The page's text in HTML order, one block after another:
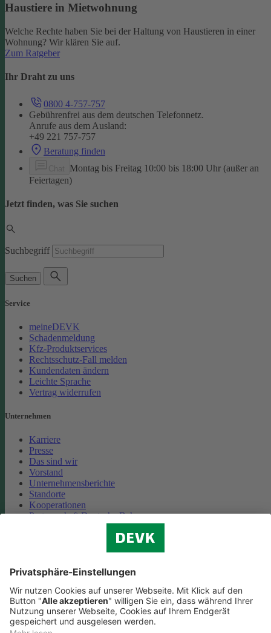
Haustiere in Mietwohnung
Welche Rechte haben Sie bei der Haltung von Haustieren in einer
Wohnung? Wir klären Sie auf.
Zum Ratgeber
Ihr Draht zu uns
0800 4-757-757
Gebührenfrei aus dem deutschen Telefonnetz.
Anrufe aus dem Ausland:
+49 221 757-757
Beratung finden
Montag bis Freitag 10:00 bis 18:00 Uhr (außer an
Feiertagen)
Jetzt finden, was Sie suchen
Suchbegriff
Suchen
Service
meineDEVK
Schadenmeldung
Kfz-Produktservices
Rechtsschutz-Fall melden
Kundendaten ändern
Leichte Sprache
Vertrag widerrufen
Unternehmen
Karriere
Presse
Das sind wir
Vorstand
Unternehmensberichte
Standorte
Kooperationen
Partnerschaft Deutsche Bahn
Cookie-Einstellungen
Datenschutz